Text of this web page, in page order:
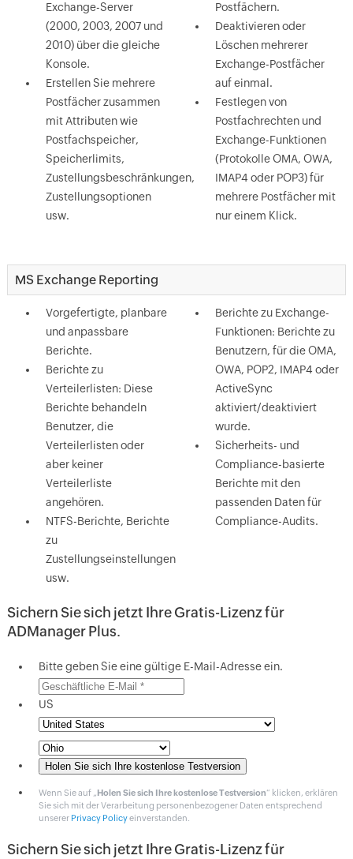
Exchange-Server
(2000, 2003, 2007 und
2010) über die gleiche
Konsole.
Erstellen Sie mehrere
Postfächer zusammen
mit Attributen wie
Postfachspeicher,
Speicherlimits,
Zustellungsbeschränkungen,
Zustellungsoptionen
usw.
Postfächern.
Deaktivieren oder
Löschen mehrerer
Exchange-Postfächer
auf einmal.
Festlegen von
Postfachrechten und
Exchange-Funktionen
(Protokolle OMA, OWA,
IMAP4 oder POP3) für
mehrere Postfächer mit
nur einem Klick.
MS Exchange Reporting
Vorgefertigte, planbare
und anpassbare
Berichte.
Berichte zu
Verteilerlisten: Diese
Berichte behandeln
Benutzer, die
Verteilerlisten oder
aber keiner
Verteilerliste
angehören.
NTFS-Berichte, Berichte
zu
Zustellungseinstellungen
usw.
Berichte zu Exchange-
Funktionen: Berichte zu
Benutzern, für die OMA,
OWA, POP2, IMAP4 oder
ActiveSync
aktiviert/deaktiviert
wurde.
Sicherheits- und
Compliance-basierte
Berichte mit den
passenden Daten für
Compliance-Audits.
Sichern Sie sich jetzt Ihre Gratis-Lizenz für
ADManager Plus.
Bitte geben Sie eine gültige E-Mail-Adresse ein.
US
Wenn Sie auf „ Holen Sie sich Ihre kostenlose Testversion“ klicken, erklären
Sie sich mit der Verarbeitung personenbezogener Daten entsprechend
unserer Privacy Policyeinverstanden.
Sichern Sie sich jetzt Ihre Gratis-Lizenz für